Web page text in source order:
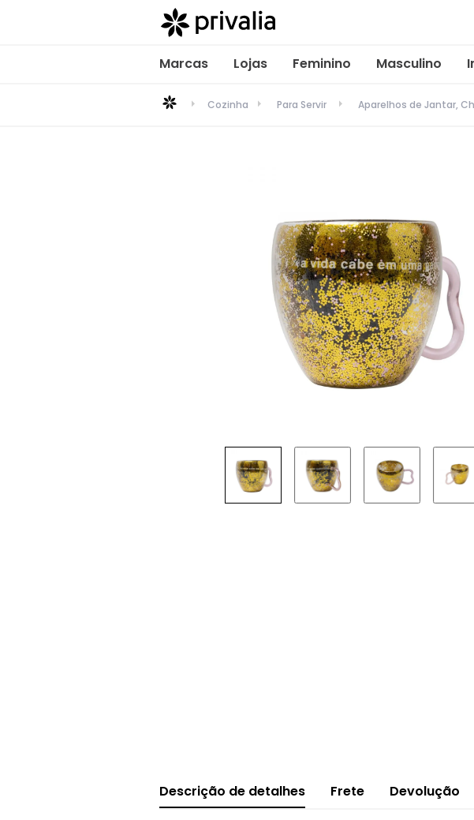
Marcas Lojas Feminino Masculino
Cozinha Para Servir Aparelhos de Jantar,
Descrição de detalhes Frete Devolução